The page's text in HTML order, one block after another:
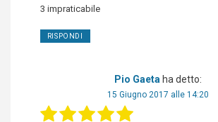
3 impraticabile
RISPONDI
Pio Gaeta ha detto:
15 Giugno 2017 alle 14:20